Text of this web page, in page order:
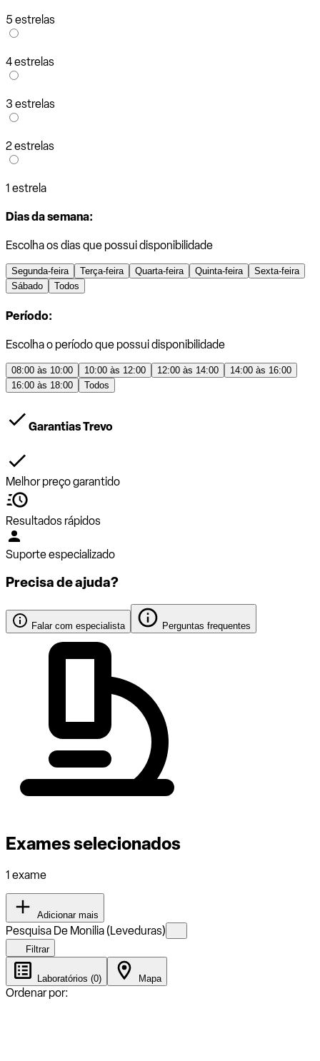
5 estrelas
4 estrelas
3 estrelas
2 estrelas
1 estrela
Dias da semana:
Escolha os dias que possui disponibilidade
Segunda-feira Terça-feira Quarta-feira Quinta-feira
Sexta-feira
Sábado
Todos
Período:
Escolha o período que possui disponibilidade
08:00 às 10:00 10:00 às 12:00 12:00 às 14:00
14:00 às 16:00
16:00 às 18:00
Todos
Garantias Trevo
Melhor preço garantido
Resultados rápidos
Suporte especializado
Precisa de ajuda?
Falar com especialista Perguntas frequentes
Exames selecionados
1 exame
Adicionar mais
Pesquisa De Monilia (Leveduras)
Filtrar
Laboratórios (0) Mapa
Ordenar por: